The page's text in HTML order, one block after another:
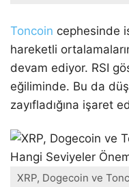
Toncoin cephesinde
hareketli
devam ediyor. RSI
eğiliminde. Bu da
zayıfladığına işaret
XRP, Dogecoin ve